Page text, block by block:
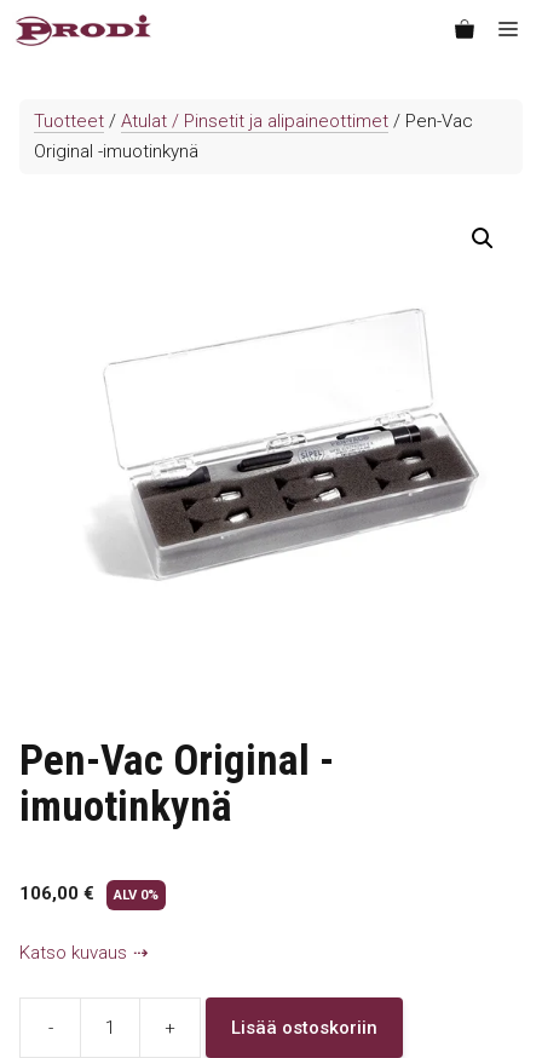
Siirry
sisältöön
Tuotteet / Atulat / Pinsetit ja alipaineottimet / Pen-Vac
Original -imuotinkynä
Pen-Vac Original -
imuotinkynä
106,00 € ALV 0%
Katso kuvaus
-
Pen-
+ Lisää ostoskoriin